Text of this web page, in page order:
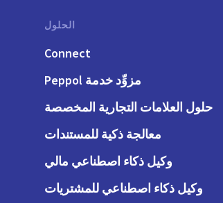
الحلول
Connect
مزوِّد خدمة Peppol
حلول العلامات التجارية المخصصة
معالجة ذكية للمستندات
وكيل ذكاء اصطناعي مالي
وكيل ذكاء اصطناعي للمشتريات